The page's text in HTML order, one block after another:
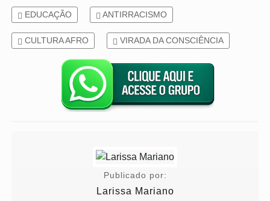
EDUCAÇÃO ANTIRRACISMO
CULTURA AFRO VIRADA DA CONSCIÊNCIA
Publicado por:
Larissa Mariano